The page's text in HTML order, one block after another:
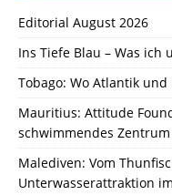
Editorial August 2026
Ins Tiefe Blau – Was ich
Tobago: Wo Atlantik
Mauritius: Attitude
schwimmendes
Malediven: Vom
Unterwasserattraktion